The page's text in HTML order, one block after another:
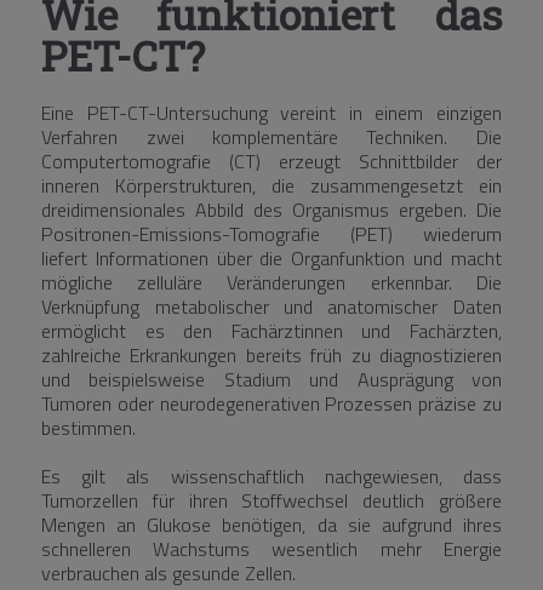
Wie funktioniert das
PET-CT?
Eine PET-CT-Untersuchung vereint in einem einzigen
Verfahren zwei komplementäre Techniken. Die
Computertomografie (CT) erzeugt Schnittbilder der
inneren Körperstrukturen, die zusammengesetzt ein
dreidimensionales Abbild des Organismus ergeben. Die
Positronen-Emissions-Tomografie (PET) wiederum
liefert Informationen über die Organfunktion und macht
mögliche zelluläre Veränderungen erkennbar. Die
Verknüpfung metabolischer und anatomischer Daten
ermöglicht es den Fachärztinnen und Fachärzten,
zahlreiche Erkrankungen bereits früh zu diagnostizieren
und beispielsweise Stadium und Ausprägung von
Tumoren oder neurodegenerativen Prozessen präzise zu
bestimmen.
Es gilt als wissenschaftlich nachgewiesen, dass
Tumorzellen für ihren Stoffwechsel deutlich größere
Mengen an Glukose benötigen, da sie aufgrund ihres
schnelleren Wachstums wesentlich mehr Energie
verbrauchen als gesunde Zellen.